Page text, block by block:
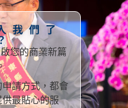
我們了
您的商業新篇
請方式，都會
最貼心的服